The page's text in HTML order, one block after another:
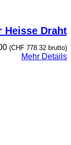
Heisse Draht
(CHF778.32brutto)
Mehr Details